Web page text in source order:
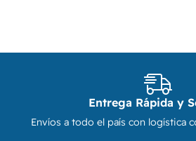
Entrega Rápida y
Envíos a todo el país con logística